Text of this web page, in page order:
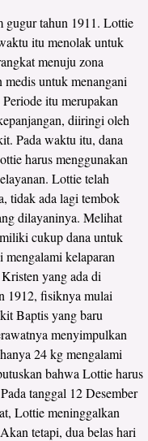
gugur tahun 1911. Lottie
itu menolak untuk
menuju zona
untuk menangani
itu merupakan
diiringi oleh
Pada waktu itu, dana
harus menggunakan
Lottie telah
tidak ada lagi tembok
dilayaninya. Melihat
cukup dana untuk
kelaparan
yang ada di
1912, fisiknya mulai
Baptis yang baru
menyimpulkan
24 kg mengalami
bahwa Lottie harus
tanggal 12 Desember
Lottie meninggalkan
tetapi, dua belas hari